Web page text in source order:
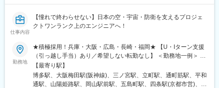
仕事内容
【憧れで終わらせない】日本の空・宇宙・防衛を支えるプロジェ
クトワンランク上のエンジニアへ！
勤務地
★積極採用！兵庫・大阪・広島・長崎・福岡★ 【U・Iターン支援
（引っ越し手当）あり／希望しない転勤なし】 ＜勤務地一例＞ ・
三菱重工グループ └兵庫県 高砂市、神戸市 長崎県 長崎市、諫早
市、岡山県 玉野市 ・川崎重工業 └兵庫県 明石市、神戸市 ・新明
和工業 └兵庫県 神戸市東灘区、宝塚市 ・三菱電機グループ └兵庫
【最寄り駅】
博多駅、大阪梅田駅(阪神線)、三ノ宮駅、立町駅、通町筋駅、平和
通駅、山陽姫路駅、岡山駅前駅、五島町駅、四条駅(京都市営)、福